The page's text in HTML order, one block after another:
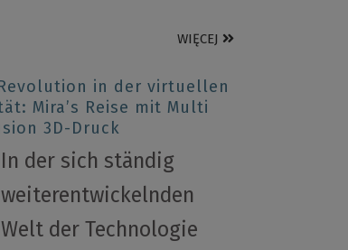
WIĘCEJ
in der virtuellen
Mira’s Reise mit Multi
3D-Druck
In der sich ständig
weiterentwickelnden
Welt der Technologie